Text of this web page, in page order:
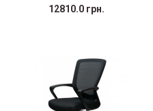
12810.0 грн.